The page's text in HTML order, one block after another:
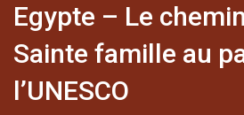
Egypte – Le
Sainte famille au
l’UNESCO